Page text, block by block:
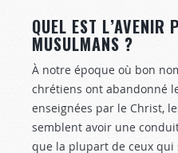
QUEL EST L’AVENIR
MUSULMANS ?
À notre époque où bon
chrétiens ont abandonné
enseignées par le Christ,
semblent avoir une
que la plupart de ceux qui